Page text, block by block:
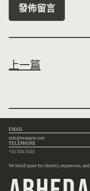
上一篇
EMAIL
info@example.com
TELEPHONE
+55 555 5555
We build space for identity, expression, and